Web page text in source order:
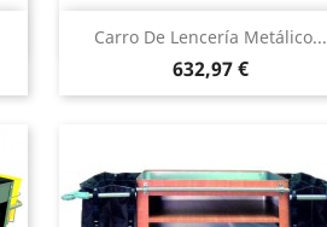
Carro De Lencería Metálico...
Precio
632,97 €
 Vista rápida